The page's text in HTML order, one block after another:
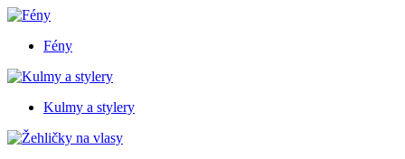
Fény
Kulmy a stylery